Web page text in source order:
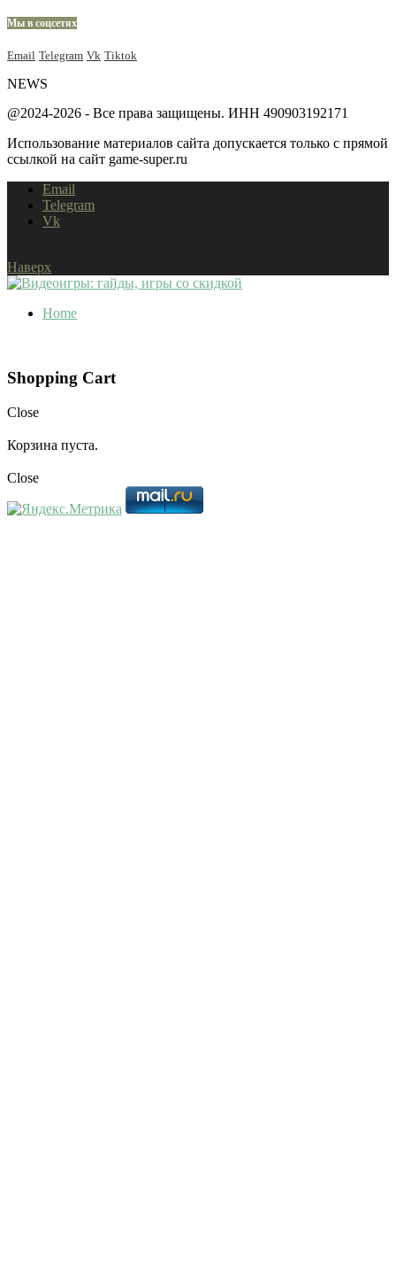
Мы в соцсетях
Email Telegram Vk Tiktok
NEWS
@2024-2026 - Все права защищены. ИНН 490903192171
Использование материалов сайта допускается только с прямой
ссылкой на сайт game-super.ru
Email
Telegram
Vk
Наверх
Home
Shopping Cart
Close
Корзина пуста.
Close